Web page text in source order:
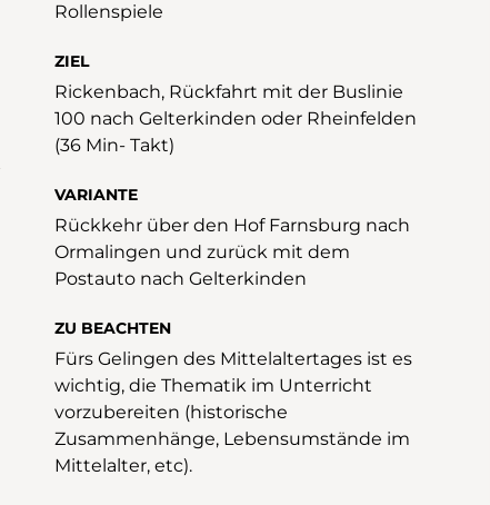
Rollenspiele
ZIEL
Rickenbach, Rückfahrt mit der Buslinie
100 nach Gelterkinden oder Rheinfelden
(36 Min- Takt)
VARIANTE
Rückkehr über den Hof Farnsburg nach
Ormalingen und zurück mit dem
Postauto nach Gelterkinden
ZU BEACHTEN
Fürs Gelingen des Mittelaltertages ist es
wichtig, die Thematik im Unterricht
vorzubereiten (historische
Zusammenhänge, Lebensumstände im
Mittelalter, etc).